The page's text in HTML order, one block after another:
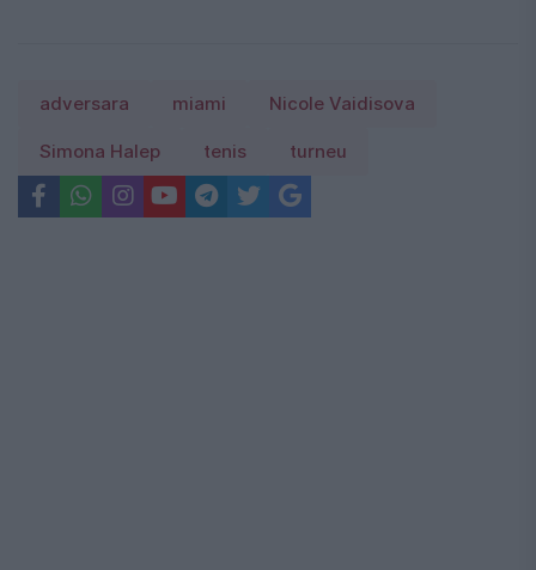
adversara miami Nicole Vaidisova
Simona Halep tenis turneu